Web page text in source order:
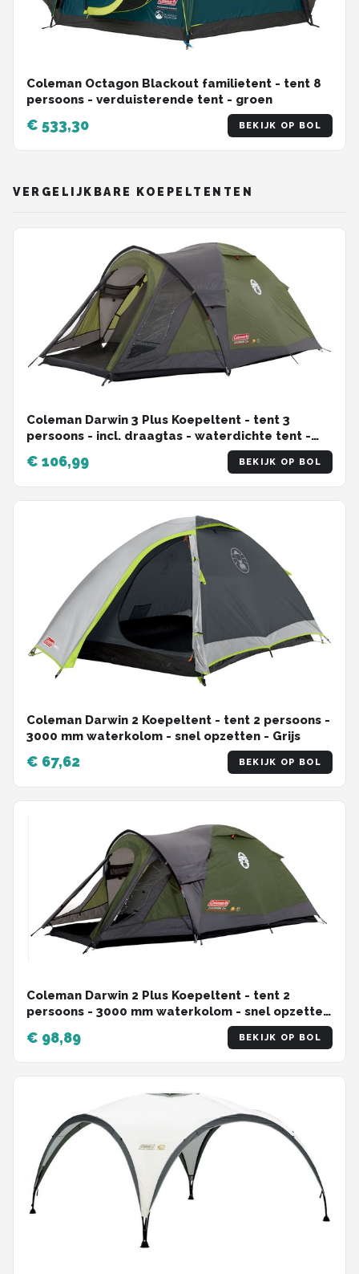
Coleman Octagon Blackout familietent - tent 8
persoons - verduisterende tent - groen
€ 533,30 BEKIJK OP BOL
VERGELIJKBARE KOEPELTENTEN
Coleman Darwin 3 Plus Koepeltent - tent 3
persoons - incl. draagtas - waterdichte tent -
€ 106,99 BEKIJK OP BOL
Coleman Darwin 2 Koepeltent - tent 2 persoons -
3000 mm waterkolom - snel opzetten - Grijs
€ 67,62 BEKIJK OP BOL
Coleman Darwin 2 Plus Koepeltent - tent 2
persoons - 3000 mm waterkolom - snel opzetten
€ 98,89 BEKIJK OP BOL